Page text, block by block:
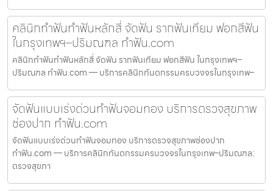
คลินิกทำฟันทำฟันหลักสี่ จัดฟัน รากฟันเทียม ฟอกสีฟัน
ในกรุงเทพฯ–ปริมณฑล ทำฟัน.com
คลินิกทำฟันทำฟันหลักสี่ จัดฟัน รากฟันเทียม ฟอกสีฟัน ในกรุงเทพฯ–
ปริมณฑล ทำฟัน.com — บริการคลินิกทันตกรรมครบวงจรในกรุงเทพ–
จัดฟันแบบเร่งด่วนทำฟันจอมทอง บริการตรวจสุขภาพ
ช่องปาก ทำฟัน.com
จัดฟันแบบเร่งด่วนทำฟันจอมทอง บริการตรวจสุขภาพช่องปาก
ทำฟัน.com — บริการคลินิกทันตกรรมครบวงจรในกรุงเทพ–ปริมณฑล:
ตรวจสุขภา